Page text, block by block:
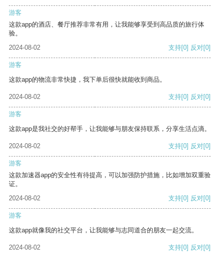
游客
这款app的酒店、餐厅推荐非常有用，让我能够享受到高品质的旅行体
验。
2024-08-02
支持[0] 反对[0]
游客
这款app的物流非常快捷，我下单后很快就能收到商品。
2024-08-02 支持[0] 反对[0]
游客
这款app是我社交的好帮手，让我能够与朋友保持联系，分享生活点滴。
2024-08-02 支持[0] 反对[0]
游客
这款加速器app的安全性有待提高，可以加强防护措施，比如增加双重验
证。
2024-08-02
支持[0] 反对[0]
游客
这款app就像我的社交平台，让我能够与志同道合的朋友一起交流。
2024-08-02 支持[0] 反对[0]